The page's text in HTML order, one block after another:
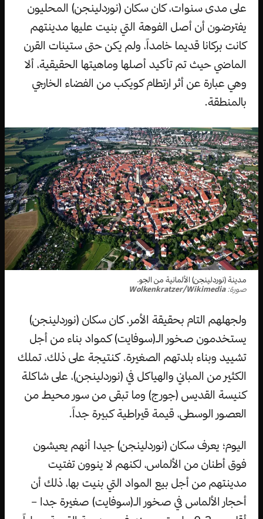
على مدى سنوات، كان سكان (نوردلينجن) المحليون
يفترضون أن أصل الفوهة التي بنيت عليها مدينتهم
كانت بركانا قديما خامداً، ولم يكن حتى ستينات القرن
الماضي حيث تم تأكيد أصلها وماهيتها الحقيقية، ألا
وهي عبارة عن أثر ارتطام كويكب من الفضاء الخارجي
بالمنطقة.
مدينة (نوردلينجن) الألمانية من الجو.
صورة:Wolkenkratzer/Wikimedia
ولجهلهم التام بحقيقة الأمر، كان سكان (نوردلينجن)
يستخدمون صخور الـ(سوفايت) كمواد بناء من أجل
تشييد وبناء بلدتهم الصغيرة. كنتيجة على ذلك، تملك
الكثير من المباني والهياكل في (نوردلينجن)، على شاكلة
كنيسة القديس (جورج) وما تبقى من سور محيط من
العصور الوسطى، قيمة قيراطية كبيرة جداً.
اليوم؛ يعرف سكان (نوردلينجن) جيدا أنهم يعيشون
فوق أطنان من الألماس، لكنهم لا ينوون تفتيت
مدينتهم من أجل بيع المواد التي بنيت بها، ذلك أن
أحجار الألماس في صخور الـ(سوفايت) صغيرة جدا –